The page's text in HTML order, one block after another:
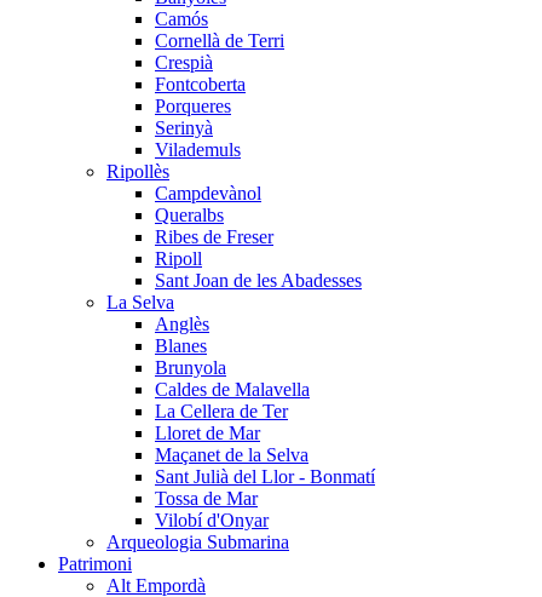
Camós
Cornellà de Terri
Crespià
Fontcoberta
Porqueres
Serinyà
Vilademuls
Ripollès
Campdevànol
Queralbs
Ribes de Freser
Ripoll
Sant Joan de les Abadesses
La Selva
Anglès
Blanes
Brunyola
Caldes de Malavella
La Cellera de Ter
Lloret de Mar
Maçanet de la Selva
Sant Julià del Llor - Bonmatí
Tossa de Mar
Vilobí d'Onyar
Arqueologia Submarina
Patrimoni
Alt Empordà